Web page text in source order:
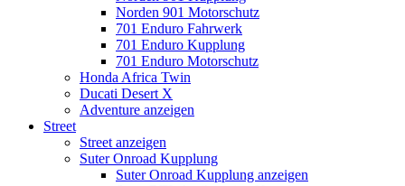
Norden 901 Motorschutz
701 Enduro Fahrwerk
701 Enduro Kupplung
701 Enduro Motorschutz
Honda Africa Twin
Ducati Desert X
Adventure anzeigen
Street
Street anzeigen
Suter Onroad Kupplung
Suter Onroad Kupplung anzeigen